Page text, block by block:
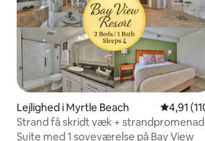
Lejlighed i Myrtle Beach 4,91 ud
4,91
Strand få skridt væk +
| Bay View Resort
Suite med 1 soveværelse på Bay View